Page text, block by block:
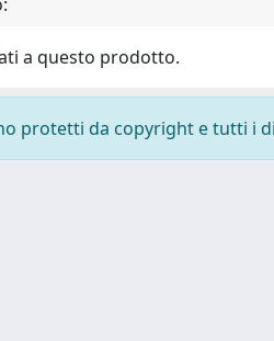
a questo prodotto.
protetti da copyright e tutti i